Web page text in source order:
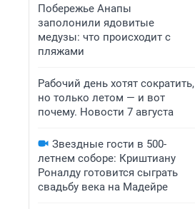
Побережье Анапы
заполонили ядовитые
медузы: что происходит с
пляжами
Рабочий день хотят сократить,
но только летом — и вот
почему. Новости 7 августа
Звездные гости в 500-
летнем соборе: Криштиану
Роналду готовится сыграть
свадьбу века на Мадейре